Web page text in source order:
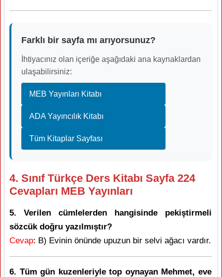
Farklı bir sayfa mı arıyorsunuz?
İhtiyacınız olan içeriğe aşağıdaki ana kaynaklardan
ulaşabilirsiniz:
MEB Yayınları Kitabı
ADA Yayıncılık Kitabı
Tüm Kitaplar Sayfası
4. Sınıf Türkçe Ders Kitabı Sayfa 224
Cevapları MEB Yayınları
5. Verilen cümlelerden hangisinde pekiştirmeli
sözcük doğru yazılmıştır?
Cevap: B) Evinin önünde upuzun bir selvi ağacı vardır.
6. Tüm gün kuzenleriyle top oynayan Mehmet, eve